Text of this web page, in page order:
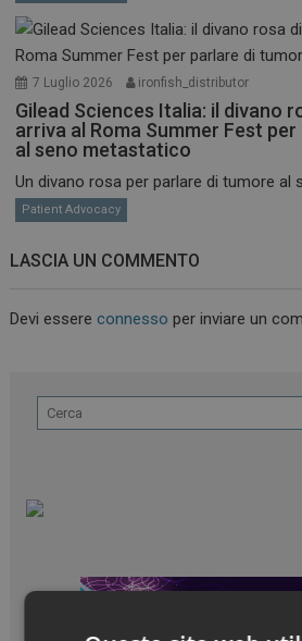
7 Luglio 2026 ironfish_distributor
Gilead Sciences Italia: il divano
arriva al Roma Summer Fest
al seno metastatico
Un divano rosa per parlare di tumore al
Patient Advocacy
LASCIA UN COMMENTO
Devi essereconnesso per inviare un